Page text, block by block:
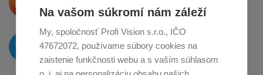
o zdieľanie naInstagrame
O novinkách píšeme
naTwitteri
Na vašom súkromí nám záleží
My, spoločnosť Profi Vision s.r.o., IČO
47672072, používame súbory cookies na
zaistenie funkčnosti webu a s vaším súhlasom